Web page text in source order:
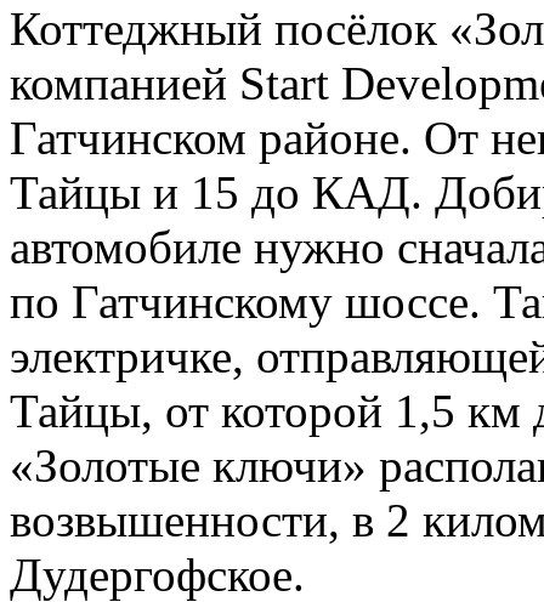
Коттеджный посёлок
компанией Start
Гатчинском районе. От
Тайцы и 15 до КАД.
автомобиле нужно
по Гатчинскому шоссе.
электричке,
Тайцы, от которой 1,5 км
«Золотые ключи»
возвышенности, в 2
Дудергофское.